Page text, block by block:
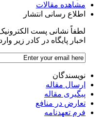
مشاهده مقالات
اطلاع رسانی انتشار
لطفاً نشانی پست
اخبار پایگاه در کادر زیر وارد
نویسندگان
ارسال مقاله
پیگیری مقاله
تعارض در منافع
فرم تعهدنامه